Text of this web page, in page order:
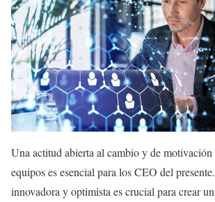
Una actitud abierta al cambio y de motivación
equipos es esencial para los CEO del
innovadora y optimista es crucial para crear